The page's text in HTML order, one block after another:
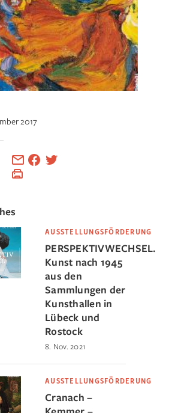
2017
AUSSTELLUNGSFÖRDERUNG
PERSPEKTIVWECHSEL.
Kunst nach 1945
aus den
Sammlungen der
Kunsthallen in
Lübeck und
Rostock
8. Nov. 2021
AUSSTELLUNGSFÖRDERUNG
Cranach –